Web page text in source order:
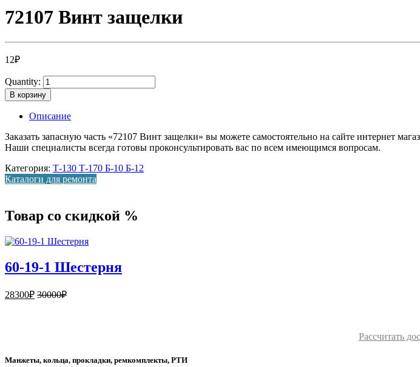
72107 Винт защелки
12₽
Quantity:
В корзину
Описание
Заказать запасную часть «72107 Винт защелки» вы можете самостоятельно на сайте интернет
Наши специалисты всегда готовы проконсультировать вас по всем имеющимся вопросам.
Категория: Т-130 Т-170 Б-10 Б-12
Каталоги для ремонта
Товар со скидкой %
60-19-1 Шестерня
28300₽ 30000₽
Рассчитать
Манжеты, кольца, прокладки, ремкомплекты, РТИ